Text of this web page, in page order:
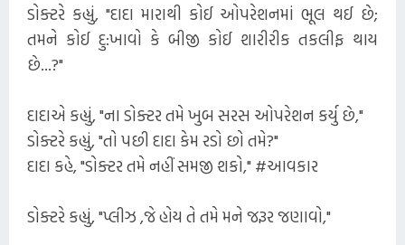
ડોક્ટરે કહ્યું, "દાદા મારાથી કોઈ ઓપરેશનમાં ભૂલ થઈ છે;
તમને કોઈ દુ:ખાવો કે બીજી કોઈ શારીરીક તકલીફ થાય
છે...?"
દાદાએ કહ્યું, "ના ડોક્ટર તમે ખુબ સરસ ઓપરેશન કર્યુ છે,"
ડોક્ટરે કહ્યું, "તો પછી દાદા કેમ રડો છો તમે?"
દાદા કહે, "ડોક્ટર તમે નહીં સમજી શકો," #આવકાર
ડોક્ટરે કહ્યું, "પ્લીઝ ,જે હોય તે તમે મને જરૂર જણાવો,"